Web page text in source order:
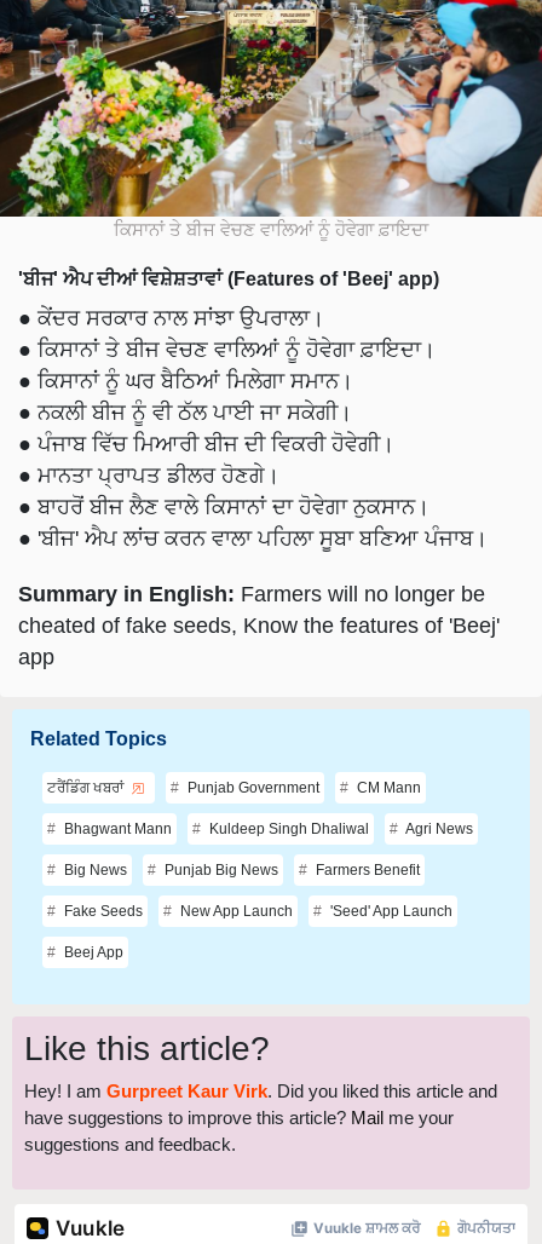
ਕਿਸਾਨਾਂ ਤੇ ਬੀਜ ਵੇਚਣ ਵਾਲਿਆਂ ਨੂੰ ਹੋਵੇਗਾ ਫ਼ਾਇਦਾ
'ਬੀਜ' ਐਪ ਦੀਆਂ ਵਿਸ਼ੇਸ਼ਤਾਵਾਂ (Features of 'Beej' app)
● ਕੇਂਦਰ ਸਰਕਾਰ ਨਾਲ ਸਾਂਝਾ ਉਪਰਾਲਾ।
● ਕਿਸਾਨਾਂ ਤੇ ਬੀਜ ਵੇਚਣ ਵਾਲਿਆਂ ਨੂੰ ਹੋਵੇਗਾ ਫ਼ਾਇਦਾ।
● ਕਿਸਾਨਾਂ ਨੂੰ ਘਰ ਬੈਠਿਆਂ ਮਿਲੇਗਾ ਸਮਾਨ।
● ਨਕਲੀ ਬੀਜ ਨੂੰ ਵੀ ਠੱਲ ਪਾਈ ਜਾ ਸਕੇਗੀ।
● ਪੰਜਾਬ ਵਿੱਚ ਮਿਆਰੀ ਬੀਜ ਦੀ ਵਿਕਰੀ ਹੋਵੇਗੀ।
● ਮਾਨਤਾ ਪ੍ਰਾਪਤ ਡੀਲਰ ਹੋਣਗੇ।
● ਬਾਹਰੋਂ ਬੀਜ ਲੈਣ ਵਾਲੇ ਕਿਸਾਨਾਂ ਦਾ ਹੋਵੇਗਾ ਨੁਕਸਾਨ।
● 'ਬੀਜ' ਐਪ ਲਾਂਚ ਕਰਨ ਵਾਲਾ ਪਹਿਲਾ ਸੂਬਾ ਬਣਿਆ ਪੰਜਾਬ।
Summary in English: Farmers will no longer be
cheated of fake seeds, Know the features of 'Beej'
app
Related Topics
ਟਰੈਂਡਿੰਗ ਖਬਰਾਂ Punjab Government CM Mann
Bhagwant Mann Kuldeep Singh Dhaliwal Agri News
Big News Punjab Big News Farmers Benefit
Fake Seeds New App Launch 'Seed' App Launch
Beej App
Like this article?
Hey! I am Gurpreet Kaur Virk. Did you liked this article and
have suggestions to improve this article? Mail me your
suggestions and feedback.